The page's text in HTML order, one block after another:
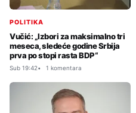
POLITIKA
Vučić: „Izbori za maksimalno tri
meseca, sledeće godine Srbija
prva po stopi rasta BDP“
Sub 19:42 1 komentara